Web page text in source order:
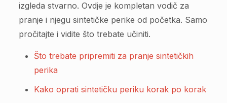
izgleda stvarno. Ovdje je kompletan vodič za
pranje i njegu sintetičke perike od početka. Samo
pročitajte i vidite što trebate učiniti.
Što trebate pripremiti za pranje sintetičkih
perika
Kako oprati sintetičku periku korak po korak